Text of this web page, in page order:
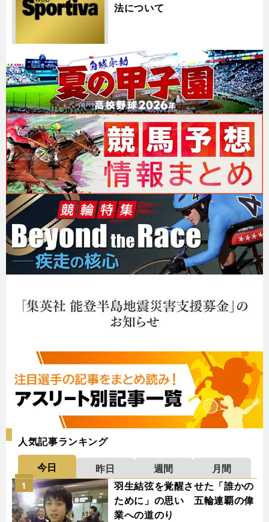
法について
人気記事ランキング
今日 昨日 週間
月間
羽生結弦を覚醒させた「誰かの
ために」の思い 五輪連覇の偉
業への道のり
1